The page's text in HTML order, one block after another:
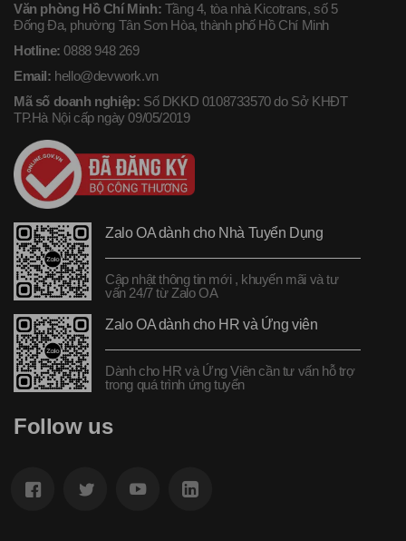
Văn phòng Hồ Chí Minh: Tầng 4, tòa nhà Kicotrans, số 5
Đống Đa, phường Tân Sơn Hòa, thành phố Hồ Chí Minh
Hotline: 0888 948 269
Email: hello@devwork.vn
Mã số doanh nghiệp: Số DKKD 0108733570 do Sở KHĐT
TP.Hà Nội cấp ngày 09/05/2019
Zalo OA dành cho Nhà Tuyển Dụng
Cập nhật thông tin mới , khuyến mãi và tư
vấn 24/7 từ Zalo OA
Zalo OA dành cho HR và Ứng viên
Dành cho HR và Ứng Viên cần tư vấn hỗ trợ
trong quá trình ứng tuyển
Follow us